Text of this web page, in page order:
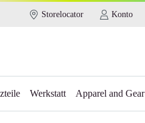
Storelocator Konto
Werkstatt Apparel and Gear